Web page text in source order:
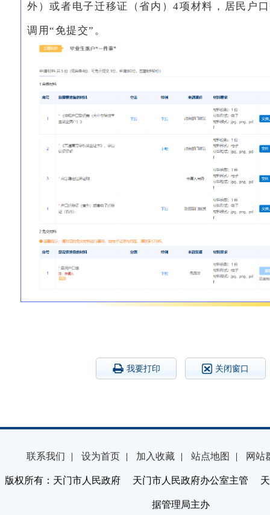
外）或者电子迁移证（省内）4项材料，居民户
调用“免提交”。
我要打印 关闭窗口
联系我们 | 设为首页 | 加入收藏 | 站点地图 | 网站
版权所有：天门市人民政府 天门市人民政府办公室主管 天
据管理局主办